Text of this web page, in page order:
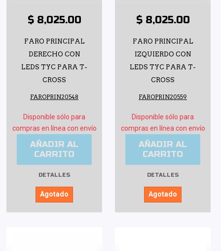
$ 8,025.00
FARO PRINCIPAL
DERECHO CON
LEDS TYC PARA T-
CROSS
FAROPRIN20548
Disponible sólo para
compras en línea con envío
AÑADIR AL
CARRITO
DETALLES
Agotado
$ 8,025.00
FARO PRINCIPAL
IZQUIERDO CON
LEDS TYC PARA T-
CROSS
FAROPRIN20559
Disponible sólo para
compras en línea con envío
AÑADIR AL
CARRITO
DETALLES
Agotado